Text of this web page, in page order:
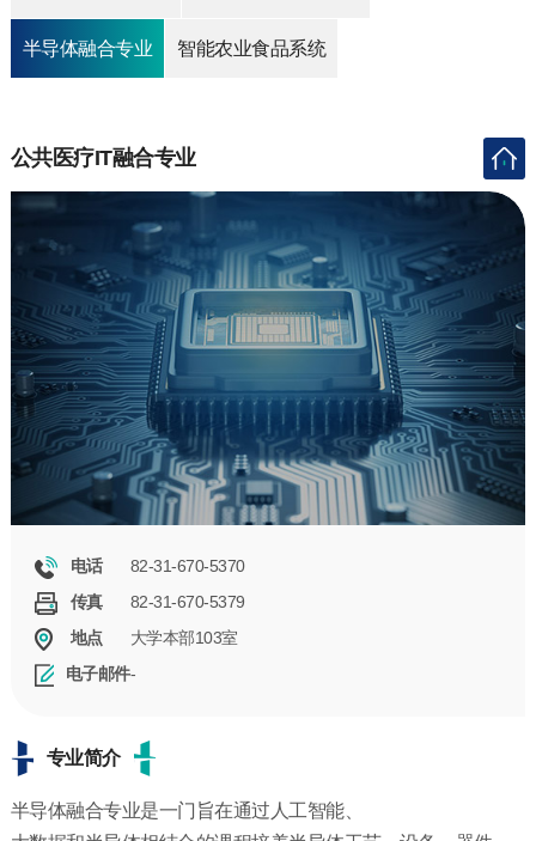
半导体融合专业 智能农业食品系统
公共医疗IT融合专业
电话
82-31-670-5370
传真
82-31-670-5379
地点
大学本部103室
电子邮件-
专业简介
半导体融合专业是一门旨在通过人工智能、